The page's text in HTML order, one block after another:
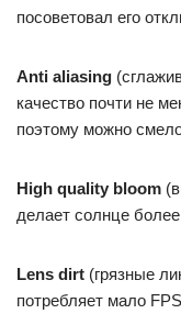
посоветовал его
Anti aliasing
качество почти не
поэтому можно
High quality bloom
делает солнце
Lens dirt (грязные
потребляет мало